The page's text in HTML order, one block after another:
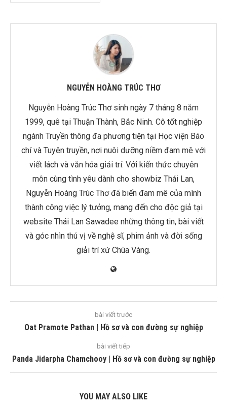
NGUYỄN HOÀNG TRÚC THƠ
Nguyễn Hoàng Trúc Thơ sinh ngày 7 tháng 8 năm
1999, quê tại Thuận Thành, Bắc Ninh. Cô tốt nghiệp
ngành Truyền thông đa phương tiện tại Học viện Báo
chí và Tuyên truyền, nơi nuôi dưỡng niềm đam mê với
viết lách và văn hóa giải trí. Với kiến thức chuyên
môn cùng tình yêu dành cho showbiz Thái Lan,
Nguyễn Hoàng Trúc Thơ đã biến đam mê của mình
thành công việc lý tưởng, mang đến cho độc giả tại
website Thái Lan Sawadee những thông tin, bài viết
và góc nhìn thú vị về nghệ sĩ, phim ảnh và đời sống
giải trí xứ Chùa Vàng.
bài viết trước
Oat Pramote Pathan | Hồ sơ và con đường sự nghiệp
bài viết tiếp
Panda Jidarpha Chamchooy | Hồ sơ và con đường sự nghiệp
YOU MAY ALSO LIKE